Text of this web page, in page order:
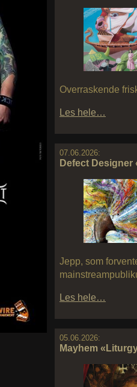
Overraskende
Les hele…
07.06.2026:
Defect Designer
Jepp, som
Les hele…
05.06.2026:
Mayhem